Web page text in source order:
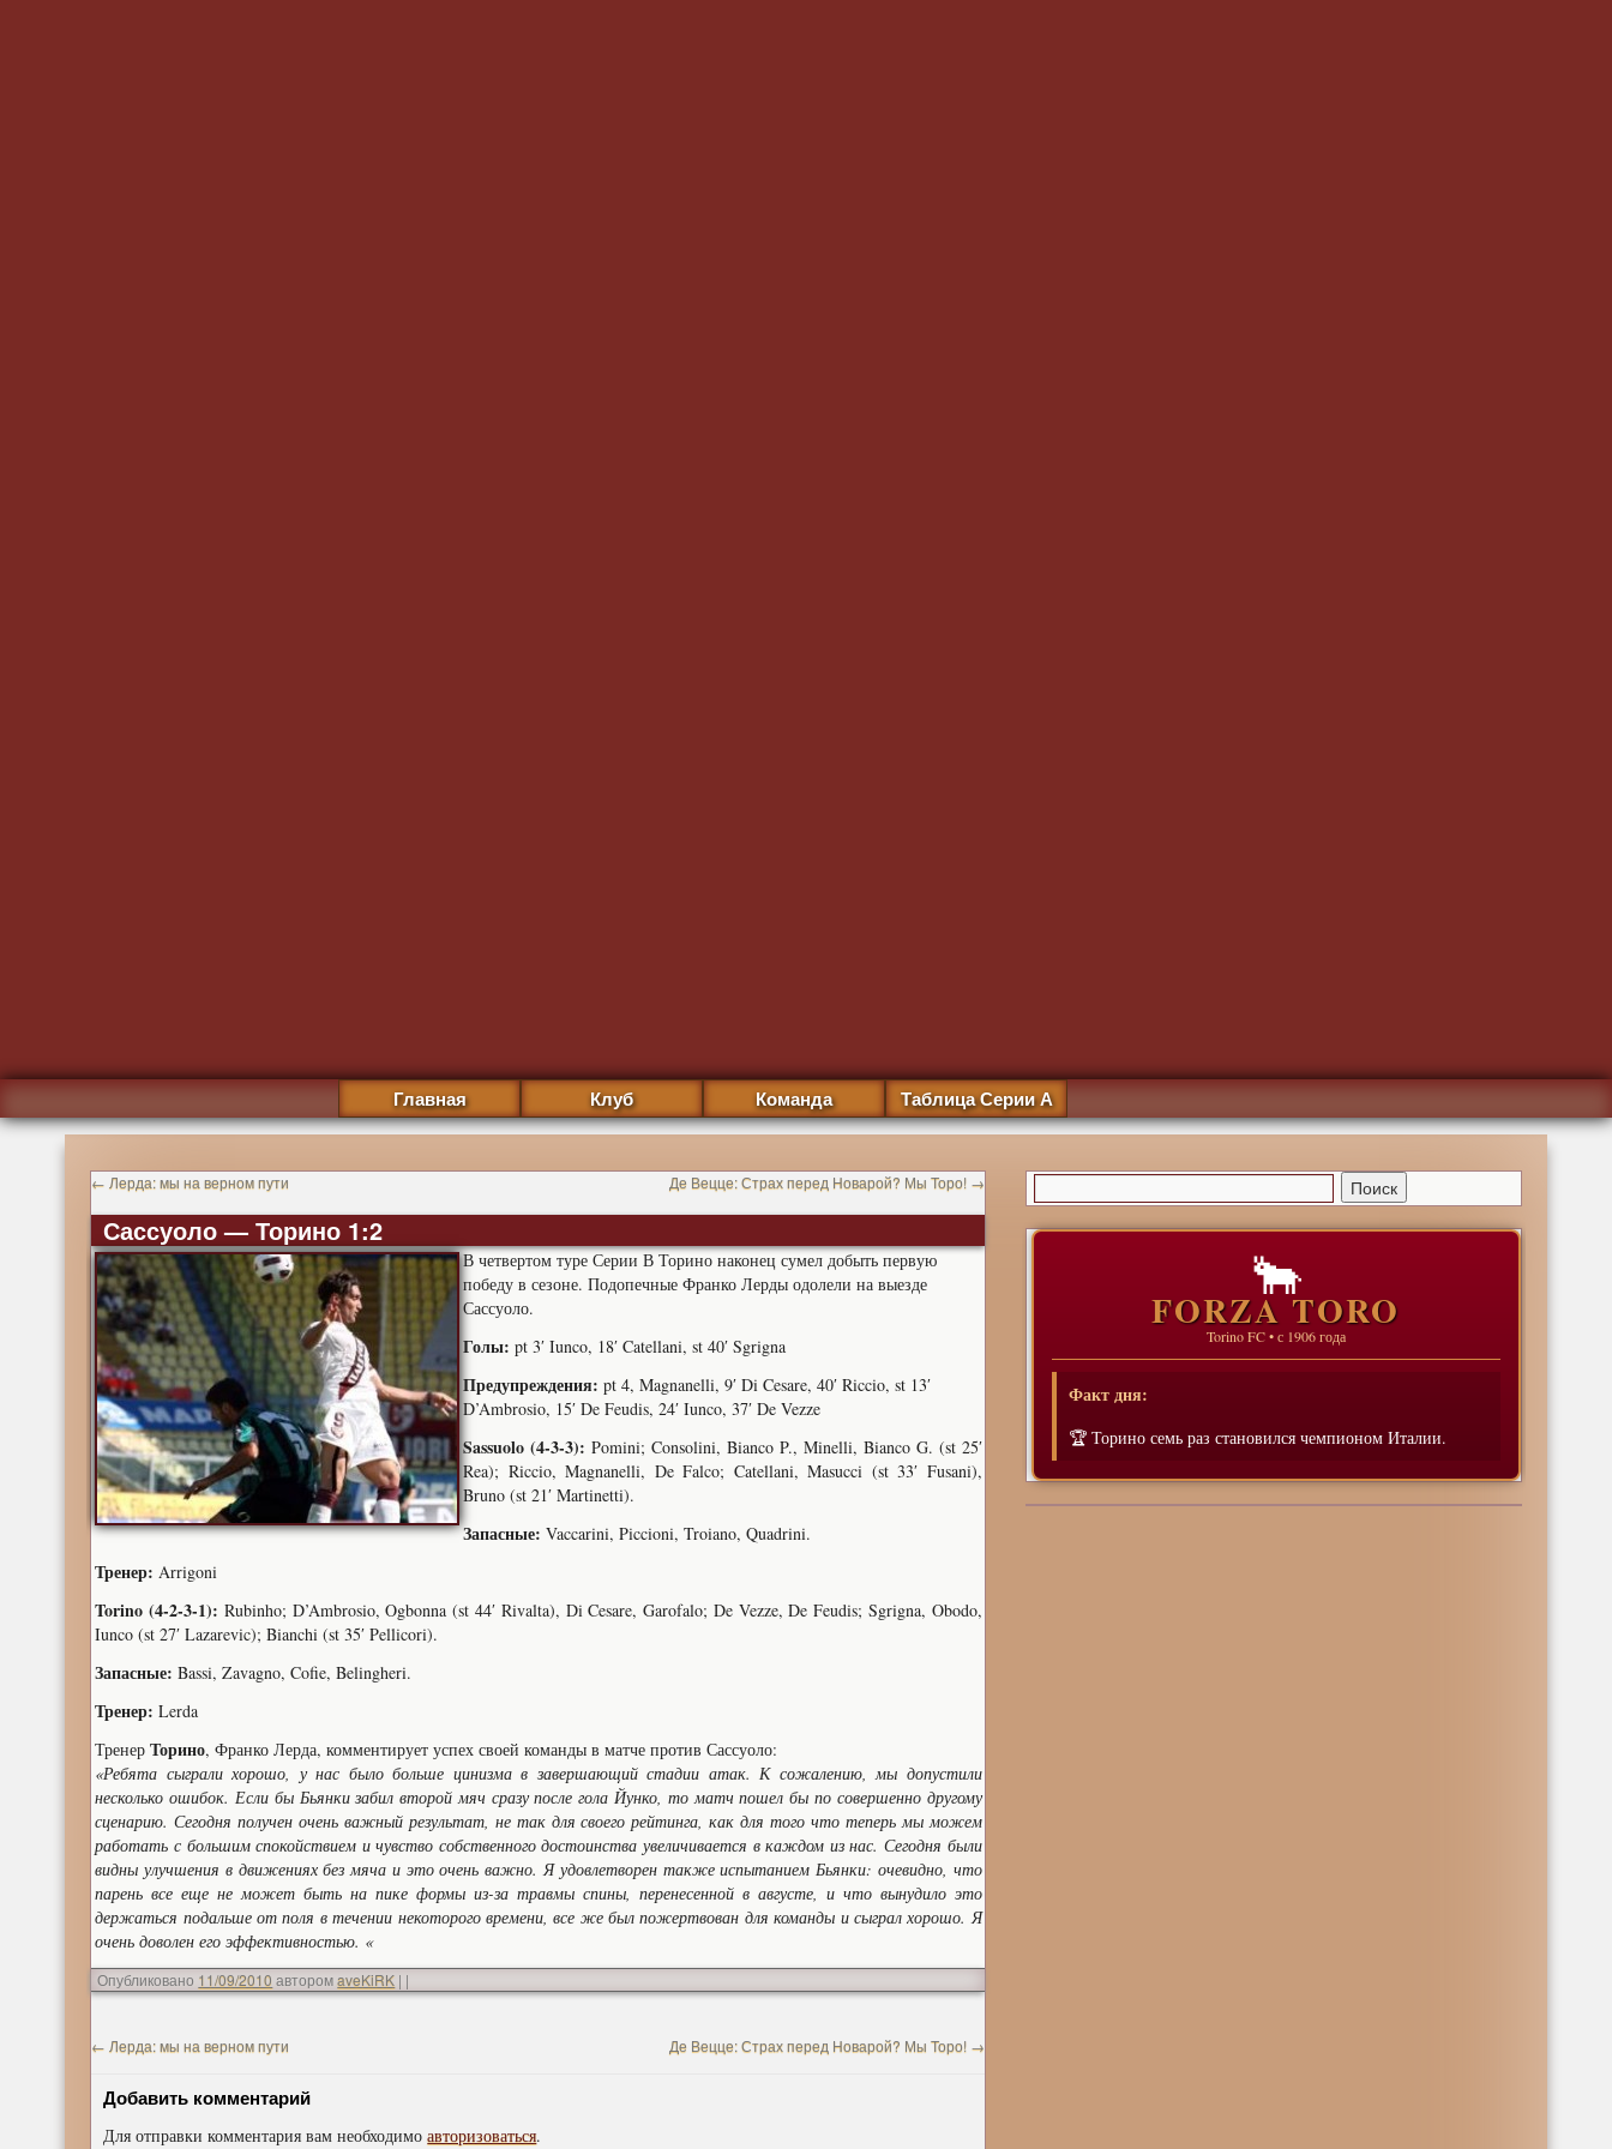
Главная Клуб Команда Таблица Серии А
← Лерда: мы на верном пути Де Вецце: Страх перед Новарой? Мы Торо! →
Сассуоло — Торино 1:2
В четвертом туре Серии В Торино наконец сумел добыть первую
победу в сезоне. Подопечные Франко Лерды одолели на выезде
Сассуоло.
Голы: pt 3′ Iunco, 18′ Catellani, st 40′ Sgrigna
Предупреждения: pt 4, Magnanelli, 9′ Di Cesare, 40′ Riccio, st 13′
D’Ambrosio, 15′ De Feudis, 24′ Iunco, 37′ De Vezze
Sassuolo (4-3-3): Pomini; Consolini, Bianco P., Minelli, Bianco G. (st 25′
Rea); Riccio, Magnanelli, De Falco; Catellani, Masucci (st 33′ Fusani),
Bruno (st 21′ Martinetti).
Запасные:Vaccarini, Piccioni, Troiano, Quadrini.
Тренер:Arrigoni
Torino (4-2-3-1): Rubinho; D’Ambrosio, Ogbonna (st 44′ Rivalta), Di Cesare, Garofalo; De Vezze, De Feudis; Sgrigna, Obodo,
Iunco (st 27′ Lazarevic); Bianchi (st 35′ Pellicori).
Запасные: Bassi, Zavagno, Cofie, Belingheri.
Тренер: Lerda
ТренерТорино, Франко Лерда, комментирует успех своей команды в матче против Сассуоло:
«Ребята сыграли хорошо, у нас было больше цинизма в завершающий стадии атак. К сожалению, мы допустили
несколько ошибок. Если бы Бьянки забил второй мяч сразу после гола Йунко, то матч пошел бы по совершенно другому
сценарию. Сегодня получен очень важный результат, не так для своего рейтинга, как для того что теперь мы можем
работать с большим спокойствием и чувство собственного достоинства увеличивается в каждом из нас. Сегодня были
видны улучшения в движениях без мяча и это очень важно. Я удовлетворен также испытанием Бьянки: очевидно, что
парень все еще не может быть на пике формы из-за травмы спины, перенесенной в августе, и что вынудило это
держаться подальше от поля в течении некоторого времени, все же был пожертвован для команды и сыграл хорошо. Я
очень доволен его эффективностью. «
Опубликовано 11/09/2010 авторомaveKiRK | |
← Лерда: мы на верном пути Де Вецце: Страх перед Новарой? Мы Торо! →
Добавить комментарий
Для отправки комментария вам необходимоавторизоваться.
🐂
FORZA TORO
Torino FC • с 1906 года
Факт дня:
🏆 Торино семь раз становился чемпионом Италии.